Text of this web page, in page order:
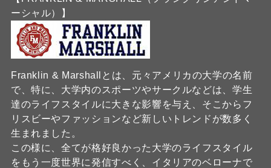
ーシャル）】
Franklin & Marshallとは、元々アメリカの大学の名前
で、特に、大学内のスポーツやサークルなどは、学生
達のライフスタイルに大きな影響を与え、そこからフ
リスビーやファッションなど新しいトレンドが数多く
生まれました。
この様に、全てが格好良かった大学のライフスタイル
をもう一度世界に発信すべく、イタリアのベローナで